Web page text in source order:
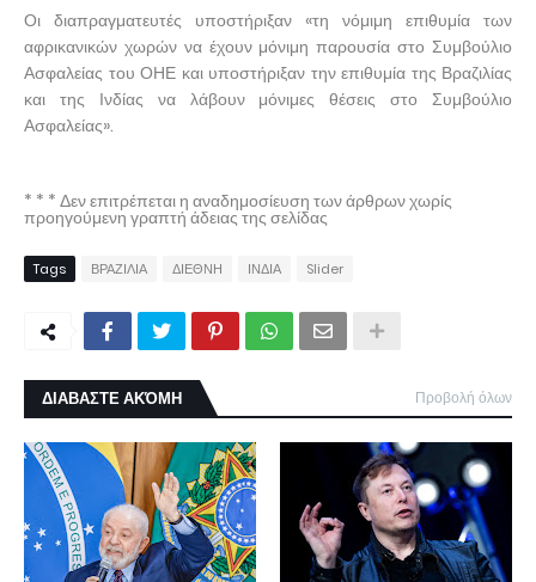
Οι διαπραγματευτές υποστήριξαν «τη νόμιμη επιθυμία των
αφρικανικών χωρών να έχουν μόνιμη παρουσία στο Συμβούλιο
Ασφαλείας του ΟΗΕ και υποστήριξαν την επιθυμία της Βραζιλίας
και της Ινδίας να λάβουν μόνιμες θέσεις στο Συμβούλιο
Ασφαλείας».
* * * Δεν επιτρέπεται η αναδημοσίευση των άρθρων χωρίς
προηγούμενη γραπτή άδειας της σελίδας
Tags ΒΡΑΖΙΛΙΑ ΔΙΕΘΝΗ ΙΝΔΙΑ Slider
ΔΙΑΒΑΣΤΕ ΑΚΌΜΗ Προβολή όλων